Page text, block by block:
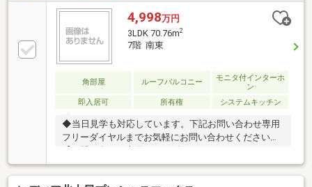
4,998万円
3LDK 70.76m2
7階 南東
角部屋 ルーフバルコニー
モニタ付インターホ
ン
即入居可
所有権 システムキッチン
◆当日見学も対応しています。下記お問い合わせ専用
フリーダイヤルまでお気軽にお問い合わせください。
【お問い合わせ専用フリーダイヤル：０１２０－８５
４－３７４】◆ご来店、ご見学の際は、ご自宅まで車
での送迎も行っております。【東宝ハウス新都心の家